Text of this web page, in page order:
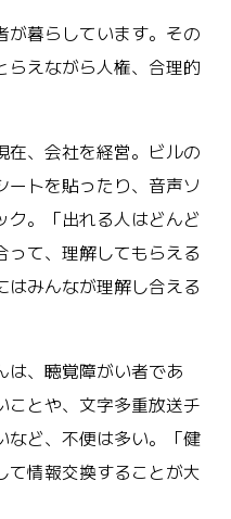
が暮らしています。その
らえながら人権、合理的
在、会社を経営。ビルの
ートを貼ったり、音声ソ
ク。「出れる人はどんど
って、理解してもらえる
みんなが理解し合える
は、聴覚障がい者であ
ことや、文字多重放送チ
など、不便は多い。「健
て情報交換することが大